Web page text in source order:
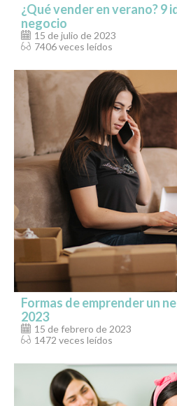
¿Qué vender en verano? 9
negocio
15 de julio de 2023
7406 veces leídos
Formas de emprender un
2023
15 de febrero de 2023
1472 veces leídos